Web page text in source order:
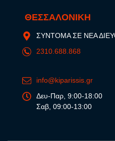
ΘΕΣΣΑΛΟΝΙΚΗ
ΣΥΝΤΟΜΑ ΣΕ ΝΕΑ
2310.688.868
info@kiparissis.gr
Δευ-Παρ, 9:00-18:00
Σαβ, 09:00-13:00